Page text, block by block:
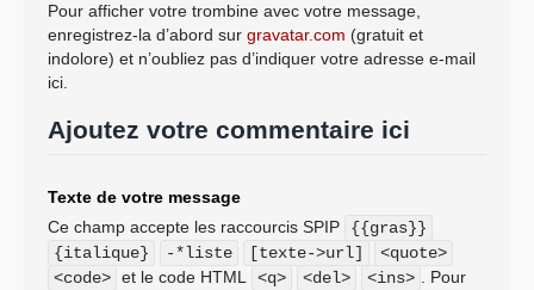
Pour afficher votre trombine avec votre message,
enregistrez-la d’abord sur gravatar.com (gratuit et
indolore) et n’oubliez pas d’indiquer votre adresse e-mail
ici.
Ajoutez votre commentaire ici
Texte de votre message
Ce champ accepte les raccourcis SPIP
{{gras}}
{italique}
-*liste [texte->url]
<quote>
<code> et le code HTML <q> <del> <ins> . Pour